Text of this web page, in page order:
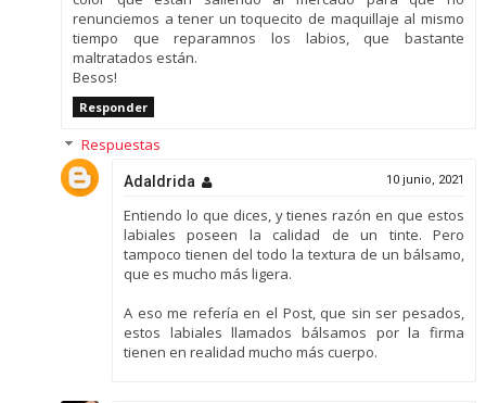
renunciemos a tener un toquecito de maquillaje al mismo
tiempo que reparamnos los labios, que bastante
maltratados están.
Besos!
Responder
Respuestas
Adaldrida 10 junio, 2021
Entiendo lo que dices, y tienes razón en que estos
labiales poseen la calidad de un tinte. Pero
tampoco tienen del todo la textura de un bálsamo,
que es mucho más ligera.
A eso me refería en el Post, que sin ser pesados,
estos labiales llamados bálsamos por la firma
tienen en realidad mucho más cuerpo.